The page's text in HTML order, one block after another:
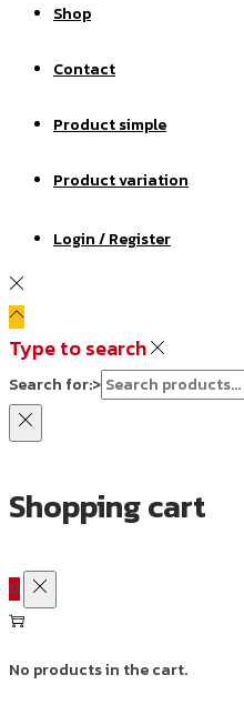
Shop
Contact
Product simple
Product variation
Login / Register
Type to search
Search for:>
Shopping cart
0
No products in the cart.